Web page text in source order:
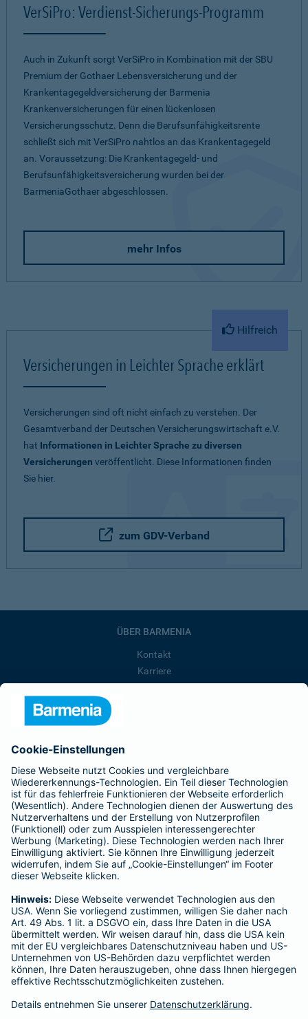
VerSiPro: Verdienst-Sicherungs-Programm
Auch in Zukunft sorgt VerSiPro in Kombination mit der SBU
Premium der Gothaer Lebensversicherung und der
Krankentagegeldversicherung der Barmenia
Krankenversicherungen für einen lückenlosen
Versicherungsschutz. Denn die Berufsunfähigkeitsrente
schließt sich mit VerSiPro nahtlos an das Krankentagegeld
an. Voraussetzung: Die Krankentagegeld- und
Berufsunfähigkeitsversicherung wurden bei der
BarmeniaGothaer abgeschlossen.
mehr Infos
Hilfreich
Versicherungen in Leichter Sprache erklärt
Versicherungen sind oft nicht einfach zu verstehen. Der
Gesamtverband der Deutschen Versicherungswirtschaft e.V.
hat Informationen in Leichter Sprache zu diversen
Versicherungen veröffentlicht. Diese Informationen finden
Sie hier.
zum GDV-Verband
ÜBER BARMENIA
Kontakt
Karriere
Barmenia ist Teil der BarmeniaGothaer
BELIEBTE SEITEN
Kranken-Zusatzversicherung
Tierversicherungen
Haftpflichtversicherung
Hausratversicherung
Adresse ändern
Schaden melden
Kilometerstandsmeldung
Serviceübersicht